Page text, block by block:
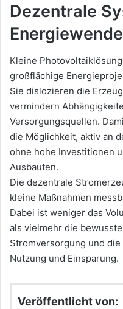
Dezentrale
Energiewende
Kleine
großflächige
Sie dislozieren die
vermindern
Versorgungsquellen.
die Möglichkeit, aktiv an
ohne hohe Investitionen
Ausbauten.
Die dezentrale
kleine Maßnahmen
Dabei ist weniger das
als vielmehr die
Stromversorgung und
Nutzung und Einsparung.
Veröffentlicht von: